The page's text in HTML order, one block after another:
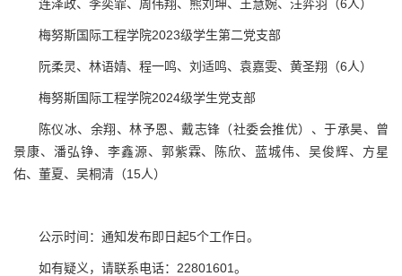
连泽政、李奕霏、周伟翔、熊刘坤、王慧婉、汪弈羽（6人）
梅努斯国际工程学院2023级学生第二党支部
阮柔灵、林语婧、程一鸣、刘适鸣、袁嘉雯、黄圣翔（6人）
梅努斯国际工程学院2024级学生党支部
陈仪冰、余翔、林予恩、戴志锋（社委会推优）、于承昊、曾
景康、潘弘铮、李鑫源、郭紫霖、陈欣、蓝城伟、吴俊辉、方星
佑、董夏、吴桐清（15人）
公示时间：通知发布即日起5个工作日。
如有疑义，请联系电话：22801601。